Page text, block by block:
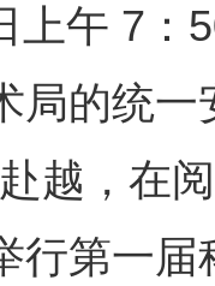
上午 7：
局的统
越，在
行第一